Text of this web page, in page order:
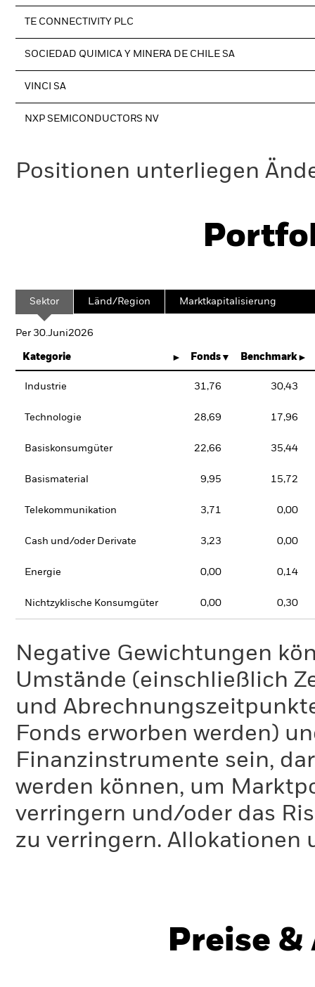
TE CONNECTIVITY PLC
SOCIEDAD QUIMICA Y MINERA DE CHILE SA
VINCI SA
NXP SEMICONDUCTORS NV
Positionen unterliegen
Sektor Länd/Region Marktkapitalisierung
Per 30.Juni2026
Kategorie Fonds Benchmark
Industrie 31,76 30,43
Technologie 28,69 17,96
Basiskonsumgüter 22,66 35,44
Basismaterial 9,95 15,72
Telekommunikation 3,71 0,00
Cash und/oder Derivate 3,23 0,00
Energie 0,00 0,14
Nichtzyklische Konsumgüter 0,00 0,30
Negative Gewichtungen
Umstände (einschließlich
und
Fonds erworben werden)
Finanzinstrumente sein,
werden können, um
verringern und/oder das
zu verringern. Allokationen
Preise